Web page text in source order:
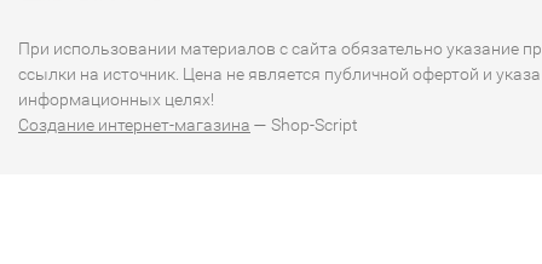
При использовании материалов с сайта обязательно указание
ссылки на источник. Цена не является публичной офертой и
информационных целях!
Создание интернет-магазина — Shop-Script